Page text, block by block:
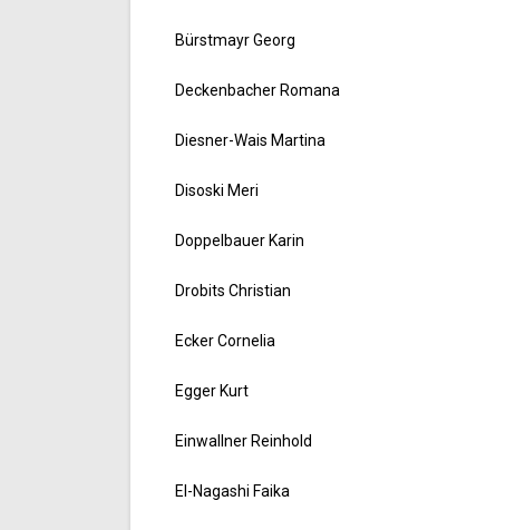
Bürstmayr Georg
Deckenbacher Romana
Diesner-Wais Martina
Disoski Meri
Doppelbauer Karin
Drobits Christian
Ecker Cornelia
Egger Kurt
Einwallner Reinhold
El-Nagashi Faika